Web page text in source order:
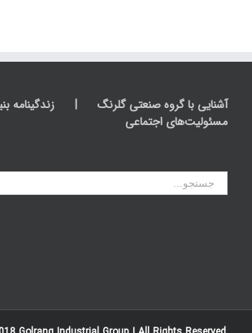
آشنایی با گروه صنعتی گلرنگ
زندگینامه
مسئولیت‌های اجتماعی
جستجو
برای: